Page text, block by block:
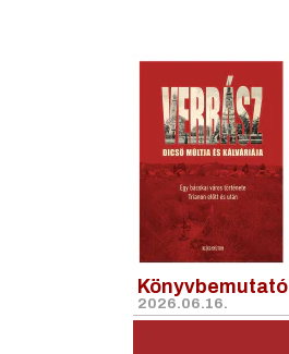
Könyvbemutató
2026.06.16.